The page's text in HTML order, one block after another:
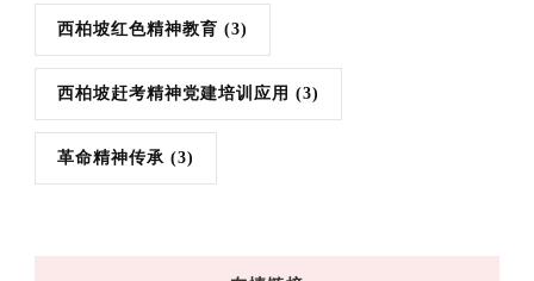
西柏坡红色精神教育 (3)
西柏坡赶考精神党建培训应用 (3)
革命精神传承 (3)